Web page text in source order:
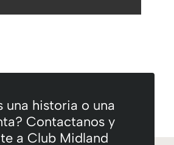
una historia o una
Contactanos y
a Club Midland